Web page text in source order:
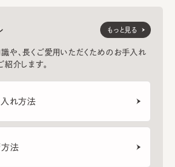
や、長くご愛用いただくためのお手入れ
紹介します。
れ方法
法
もっと見る